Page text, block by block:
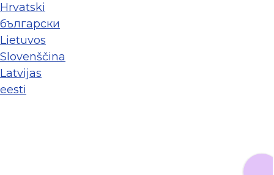
Hrvatski
български
Lietuvos
Slovenščina
Latvijas
eesti